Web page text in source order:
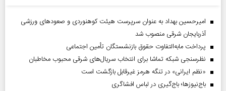
امیرحسین بهداد به عنوان سرپرست هیئت کوهنوردی و صعودهای ورزشی
آذربایجان شرقی منصوب شد
پرداخت مابه‌التفاوت حقوق بازنشستگان تأمین اجتماعی
نظرسنجی شبکه تماشا برای انتخاب سریال‌های شرقی محبوب مخاطبان
«نظم ایرانی» در تنگه هرمز غیرقابل بازگشت است
باج‌نیوزها؛ باج‌گیری در لباس افشاگری